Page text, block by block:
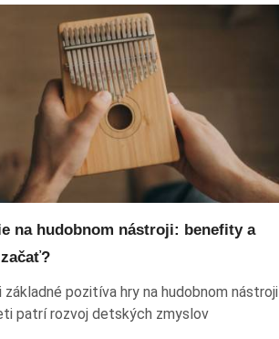
na hudobnom nástroji: benefity a
základné pozitíva hry na hudobnom nástroji
patrí rozvoj detských zmyslov